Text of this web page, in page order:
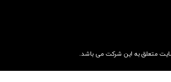
متعلق به این شرکت می باشد.​​​​​​​